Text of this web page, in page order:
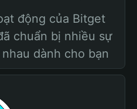
động của Bitget
chuẩn bị nhiều sự
dành cho bạn